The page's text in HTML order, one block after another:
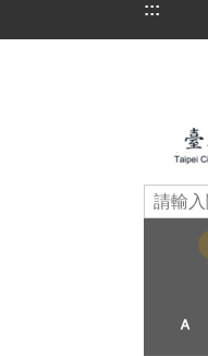
跳到主要內容區塊
:::